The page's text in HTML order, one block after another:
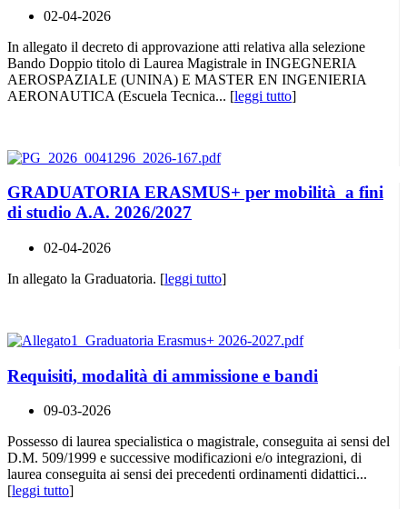
02-04-2026
In allegato il decreto di approvazione atti relativa alla selezione
Bando Doppio titolo di Laurea Magistrale in INGEGNERIA
AEROSPAZIALE (UNINA) E MASTER EN INGENIERIA
AERONAUTICA (Escuela Tecnica... [leggi tutto]
GRADUATORIA ERASMUS+ per mobilità a fini
di studio A.A. 2026/2027
02-04-2026
In allegato la Graduatoria. [leggi tutto]
Requisiti, modalità di ammissione e bandi
09-03-2026
Possesso di laurea specialistica o magistrale, conseguita ai sensi del
D.M. 509/1999 e successive modificazioni e/o integrazioni, di
laurea conseguita ai sensi dei precedenti ordinamenti didattici...
[leggi tutto]